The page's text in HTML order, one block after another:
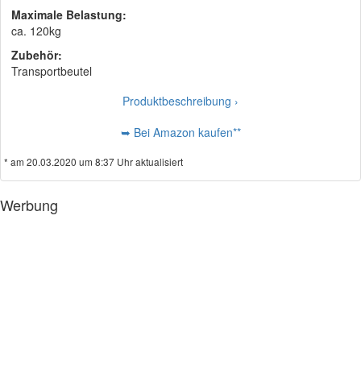
Maximale Belastung:
ca. 120kg
Zubehör:
Transportbeutel
Produktbeschreibung ›
➥ Bei Amazon kaufen**
* am 20.03.2020 um 8:37 Uhr aktualisiert
Werbung